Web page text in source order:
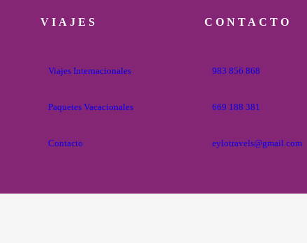
VIAJES
Viajes Internacionales
Paquetes Vacacionales
Contacto
CONTACTO
983 856 868
669 188 381
eylotravels@gmail.com